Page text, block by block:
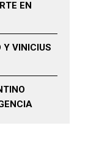
EN
Y VINICIUS